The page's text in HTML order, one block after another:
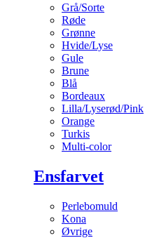
Grå/Sorte
Røde
Grønne
Hvide/Lyse
Gule
Brune
Blå
Bordeaux
Lilla/Lyserød/Pink
Orange
Turkis
Multi-color
Ensfarvet
Perlebomuld
Kona
Øvrige